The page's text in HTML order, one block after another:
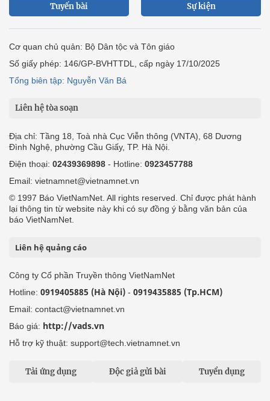
Tuyến bài Sự kiện
Cơ quan chủ quản: Bộ Dân tộc và Tôn giáo
Số giấy phép: 146/GP-BVHTTDL, cấp ngày 17/10/2025
Tổng biên tập: Nguyễn Văn Bá
Liên hệ tòa soạn
Địa chỉ: Tầng 18, Toà nhà Cục Viễn thông (VNTA), 68 Dương
Đình Nghệ, phường Cầu Giấy, TP. Hà Nội.
Điện thoại: 02439369898 - Hotline: 0923457788
Email: vietnamnet@vietnamnet.vn
© 1997 Báo VietNamNet. All rights reserved. Chỉ được phát hành
lại thông tin từ website này khi có sự đồng ý bằng văn bản của
báo VietNamNet.
Liên hệ quảng cáo
Công ty Cổ phần Truyền thông VietNamNet
Hotline: 0919405885 (Hà Nội) - 0919435885 (Tp.HCM)
Email: contact@vietnamnet.vn
Báo giá: http://vads.vn
Hỗ trợ kỹ thuật: support@tech.vietnamnet.vn
Tải ứng dụng Độc giả gửi bài Tuyển dụng